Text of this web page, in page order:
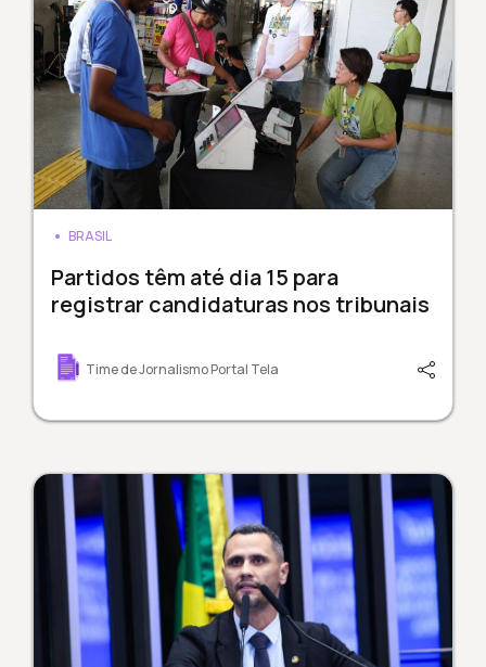
BRASIL
Partidos têm até dia 15 para
registrar candidaturas nos tribunais
Time de Jornalismo Portal Tela